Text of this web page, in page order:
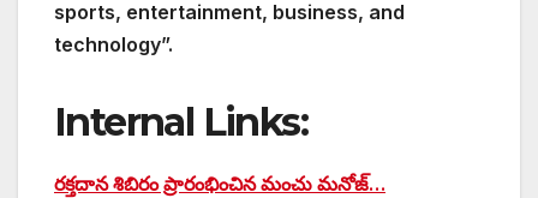
sports, entertainment, business, and
technology”.
Internal Links:
రక్తదాన శిబిరం ప్రారంభించిన మంచు మనోజ్…